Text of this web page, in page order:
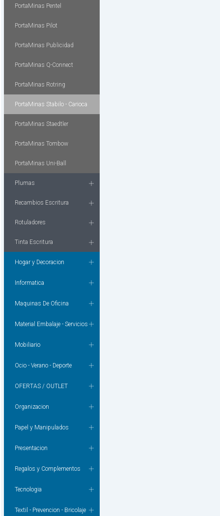
PortaMinas Pentel
PortaMinas Pilot
PortaMinas Publicidad
PortaMinas Q-Connect
PortaMinas Rotring
PortaMinas Stabilo - Carioca
PortaMinas Staedtler
PortaMinas Tombow
PortaMinas Uni-Ball
Plumas
Recambios Escritura
Rotuladores
Tinta Escritura
Hogar y Decoracion
Informatica
Maquinas De Oficina
Material Embalaje - Servicios
Mobiliario
Ocio - Verano - Deporte
OFERTAS / OUTLET
Organizacion
Papel y Manipulados
Presentacion
Regalos y Complementos
Tecnologia
Textil - Prevencion - Bricolaje